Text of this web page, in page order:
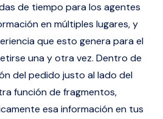
de tiempo para los agentes
en múltiples lugares, y
que esto genera para el
una y otra vez. Dentro de
del pedido justo al lado del
función de fragmentos,
esa información en tus